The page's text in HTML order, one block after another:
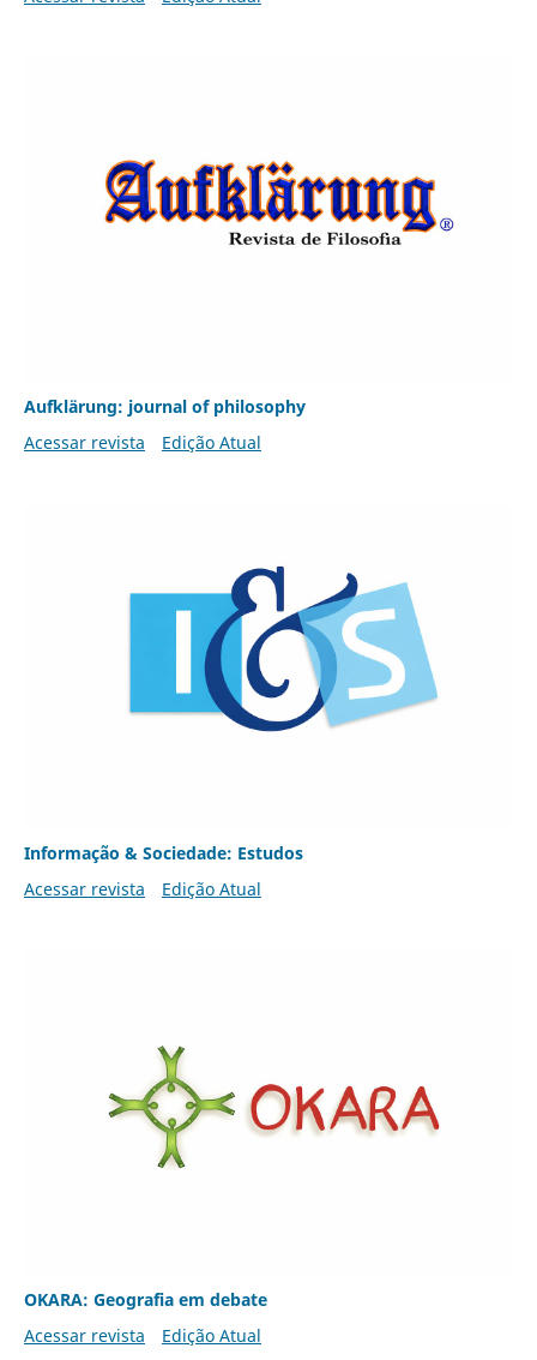
Aufklärung: journal of philosophy
Acessar revista
Edição Atual
Informação & Sociedade: Estudos
Acessar revista
Edição Atual
OKARA: Geografia em debate
Acessar revista
Edição Atual